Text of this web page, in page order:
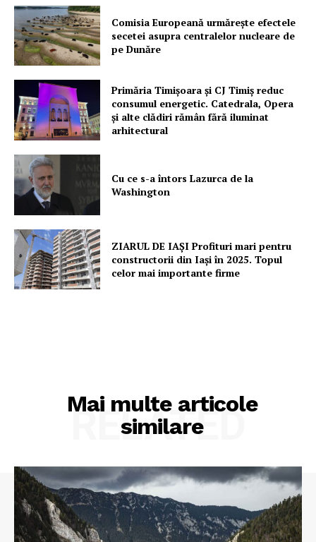
Un proiect
FREEDOM HOUSE ROMÂNIA
PRESShub
Despre noi / Echipa
Proiecte editoriale
Rețea
Contact
Comisia Europeană urmărește efectele
secetei asupra centralelor nucleare de
pe Dunăre
Primăria Timișoara şi CJ Timiș reduc
consumul energetic. Catedrala, Opera
şi alte clădiri rămân fără iluminat
arhitectural
Cu ce s-a întors Lazurca de la
Washington
ZIARUL DE IAȘI Profituri mari pentru
constructorii din Iași în 2025. Topul
celor mai importante firme
Mai multe articole
similare
RELATED